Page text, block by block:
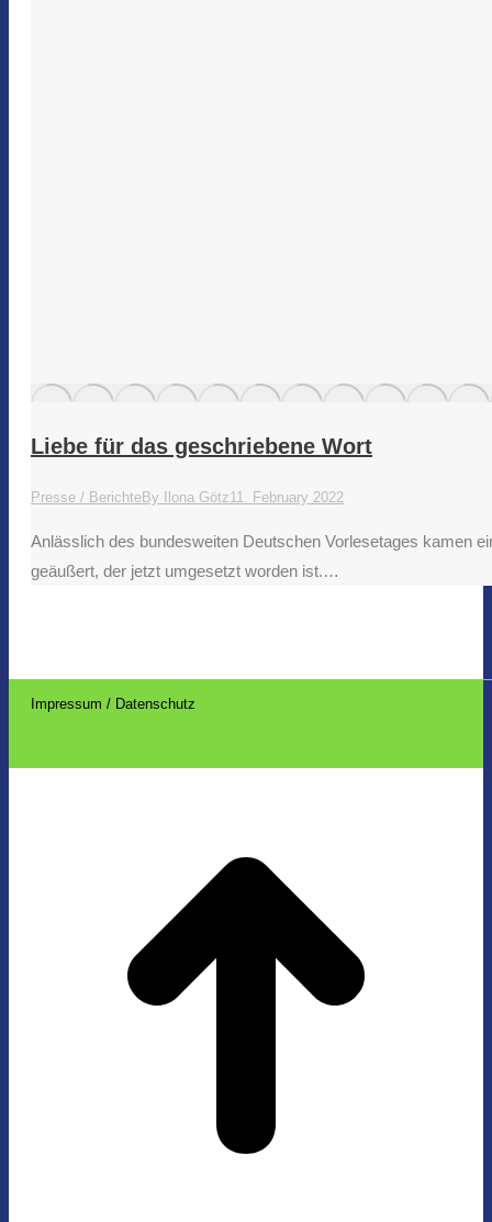
Liebe für das geschriebene Wort
Presse / BerichteBy Ilona Götz11. February 2022
Anlässlich des bundesweiten Deutschen Vorlesetages kamen
geäußert, der jetzt umgesetzt worden ist.…
Impressum / Datenschutz